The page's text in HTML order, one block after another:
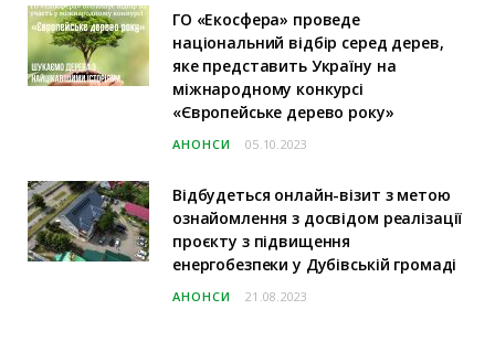
ГО «Екосфера» проведе
національний відбір серед дерев,
яке представить Україну на
міжнародному конкурсі
«Європейське дерево року»
АНОНСИ 05.10.2023
Відбудеться онлайн-візит з метою
ознайомлення з досвідом реалізації
проєкту з підвищення
енергобезпеки у Дубівській громаді
АНОНСИ 21.08.2023